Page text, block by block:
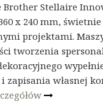
Brother Stellaire
x 240 mm,
projektami.
tworzenia
i zapisania własnej